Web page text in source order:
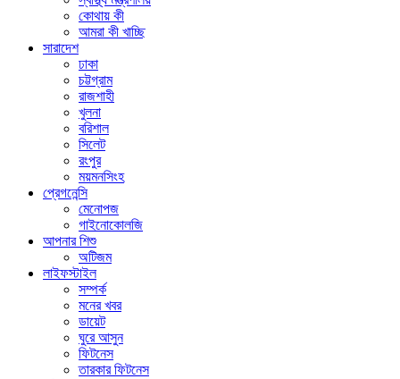
কোথায় কী
আমরা কী খাচ্ছি
সারাদেশ
ঢাকা
চট্টগ্রাম
রাজশাহী
খুলনা
বরিশাল
সিলেট
রংপুর
ময়মনসিংহ
প্রেগনেন্সি
মেনোপজ
গাইনোকোলজি
আপনার শিশু
অটিজম
লাইফস্টাইল
সম্পর্ক
মনের খবর
ডায়েট
ঘুরে আসুন
ফিটনেস
তারকার ফিটনেস